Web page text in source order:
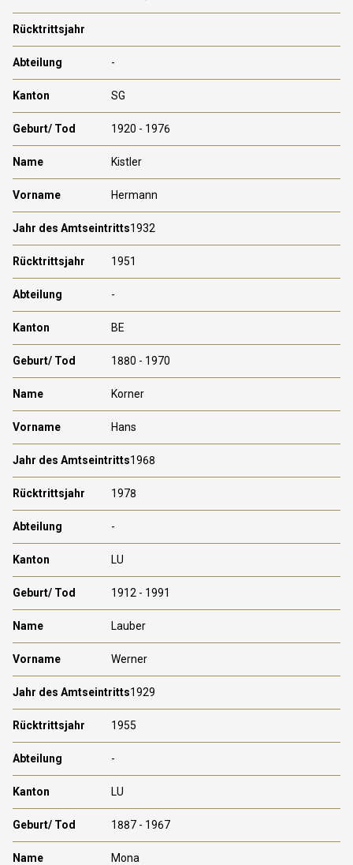
-
SG
1920 - 1976
Kistler
Hermann
1932
1951
-
BE
1880 - 1970
Korner
Hans
1968
1978
-
LU
1912 - 1991
Lauber
Werner
1929
1955
-
LU
1887 - 1967
Mona